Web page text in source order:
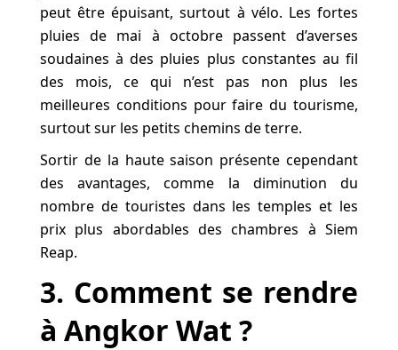
peut être épuisant, surtout à vélo. Les fortes
pluies de mai à octobre passent d’averses
soudaines à des pluies plus constantes au fil
des mois, ce qui n’est pas non plus les
meilleures conditions pour faire du tourisme,
surtout sur les petits chemins de terre.
Sortir de la haute saison présente cependant
des avantages, comme la diminution du
nombre de touristes dans les temples et les
prix plus abordables des chambres à Siem
Reap.
3. Comment se rendre
à Angkor Wat ?